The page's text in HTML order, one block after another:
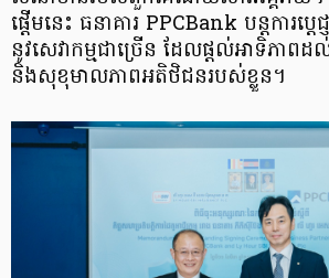
ផ្តើមនេះ ធនាគារ PPCBank បន្តការប្តេ
នូវសេវាកម្មជាច្រើន ដែលផ្តល់អាទិភាពដ
និង​សុខុមាលភាព​អតិថិជនរបស់ខ្លួន។